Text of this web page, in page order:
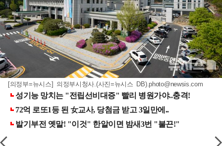
[의정부=뉴시스] 의정부시청사.(사진=뉴시스 DB).photo@newsis.com